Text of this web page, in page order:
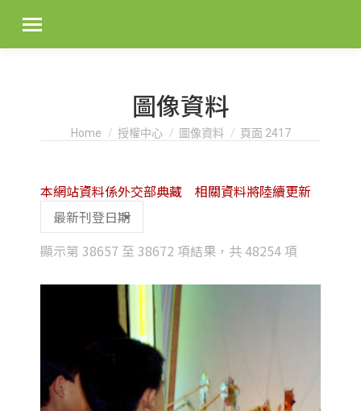
圖像資料
You are here:
Home 授權中心 圖像資料 頁面 2417
顯示第 38657 至 38672 項結果，共 48254 項
latest
本網站資料係外交部典藏 相關資料將陸續更新